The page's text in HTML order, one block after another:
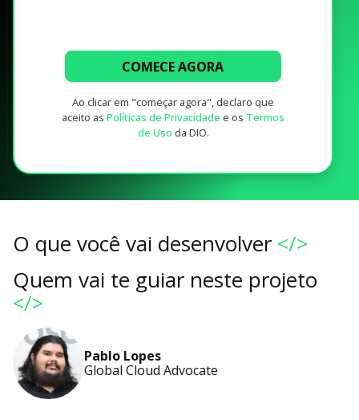
COMECE AGORA
Ao clicar em "começar agora", declaro que
aceito as Políticas de Privacidade e os Termos
de Uso da DIO.
O que você vai desenvolver </>
Quem vai te guiar neste projeto
</>
Pablo Lopes
Global Cloud Advocate